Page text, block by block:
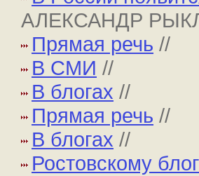
АЛЕКСАНДР
Прямая речь //
В СМИ //
В блогах //
Прямая речь //
В блогах //
Ростовскому